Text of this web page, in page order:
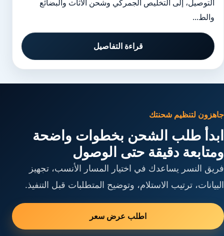
التوصيل، إلى التخليص الجمركي وشحن الأثاث والبضائع
والط...
قراءة التفاصيل
جاهزون لتنظيم شحنتك
ابدأ طلب الشحن بخطوات واضحة
ومتابعة دقيقة حتى الوصول
فريق النسر يساعدك في اختيار المسار الأنسب، تجهيز
البيانات، ترتيب الاستلام، وتوضيح المتطلبات قبل التنفيذ.
اطلب عرض سعر